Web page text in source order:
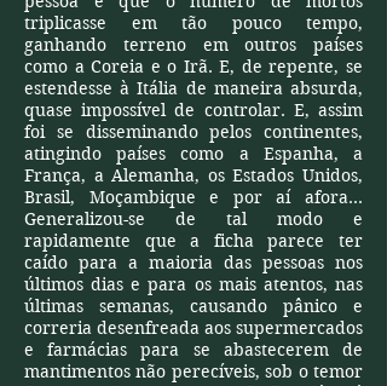
triplicasse em tão pouco tempo,
ganhando terreno em outros países
como a Coreia e o Irã. E, de repente, se
estendesse à Itália de maneira absurda,
quase impossível de controlar. E, assim
foi se disseminando pelos continentes,
atingindo países como a Espanha, a
França, a Alemanha, os Estados Unidos,
Brasil, Moçambique e por aí afora...
Generalizou-se de tal modo e
rapidamente que a ficha parece ter
caído para a maioria das pessoas nos
últimos dias e para os mais atentos, nas
últimas semanas, causando pânico e
correria desenfreada aos supermercados
e farmácias para se abastecerem de
mantimentos não perecíveis, sob o temor